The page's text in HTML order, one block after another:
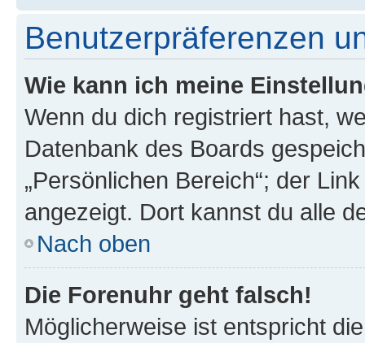
Benutzerpräferenzen
Wie kann ich meine
Wenn du dich registriert hast,
Datenbank des Boards
„Persönlichen Bereich“; der
angezeigt. Dort kannst du alle
Nach oben
Die Forenuhr geht falsch!
Möglicherweise ist entspricht